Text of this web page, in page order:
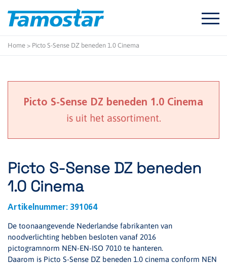
content
Home > Picto S-Sense DZ beneden 1.0 Cinema
Picto S-Sense DZ beneden 1.0 Cinema
is uit het assortiment.
Picto S-Sense DZ beneden
1.0 Cinema
Artikelnummer: 391064
De toonaangevende Nederlandse fabrikanten van
noodverlichting hebben besloten vanaf 2016
pictogramnorm NEN-EN-ISO 7010 te hanteren.
Daarom is Picto S-Sense DZ beneden 1.0 cinema conform NEN